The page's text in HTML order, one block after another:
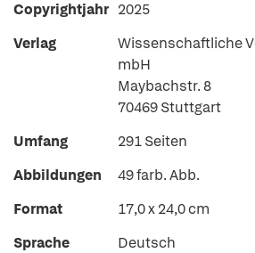
Copyrightjahr 2025
Verlag
Wissenschaftliche
mbH
Maybachstr. 8
70469 Stuttgart
Umfang
291 Seiten
Abbildungen
49 farb. Abb.
Format
17,0 x 24,0 cm
Sprache
Deutsch